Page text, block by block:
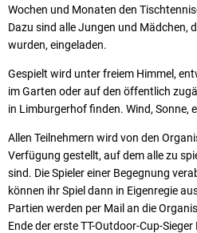
Wochen und Monaten den
Dazu sind alle Jungen und Mädchen,
wurden, eingeladen.
Gespielt wird unter freiem Himmel,
im Garten oder auf den öffentlich
in Limburgerhof finden. Wind, Sonne,
Allen Teilnehmern wird von den
Verfügung gestellt, auf dem alle zu
sind. Die Spieler einer Begegnung
können ihr Spiel dann in Eigenregie
Partien werden per Mail an die
Ende der erste TT-Outdoor-Cup-